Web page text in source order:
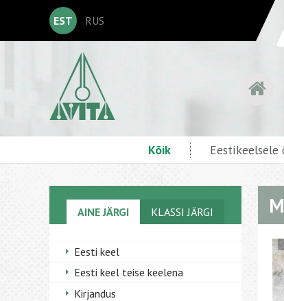
EST RUS
Kõik
AINE JÄRGI KLASSI JÄRGI
Eesti keel
Eesti keel teise keelena
Kirjandus